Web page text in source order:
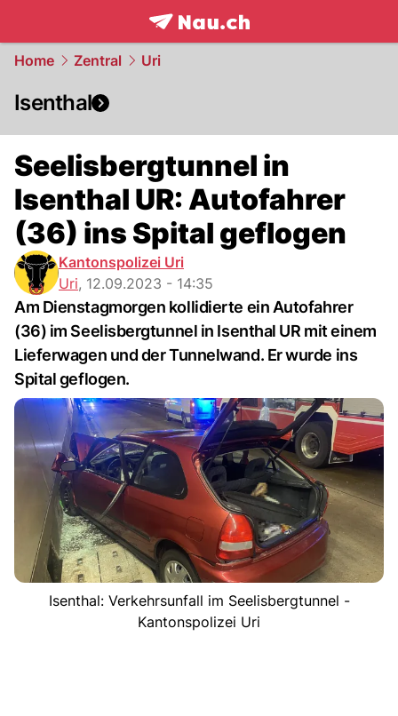
frontpage.NAU.ch
Home Zentral Uri
Isenthal
Seelisbergtunnel in
Isenthal UR: Autofahrer
(36) ins Spital geflogen
Kantonspolizei Uri
Uri, 12.09.2023 - 14:35
Am Dienstagmorgen kollidierte ein Autofahrer
(36) im Seelisbergtunnel in Isenthal UR mit einem
Lieferwagen und der Tunnelwand. Er wurde ins
Spital geflogen.
Isenthal: Verkehrsunfall im Seelisbergtunnel -
Kantonspolizei Uri